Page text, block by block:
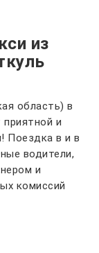
из
область) в
приятной и
Поездка в и в
водители,
и
комиссий